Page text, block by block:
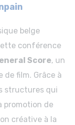
belge
conférence
Score, un
film. Grâce à
structures qui
promotion de
créative à la